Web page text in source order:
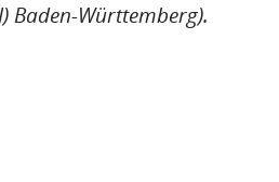
Baden-Württemberg).